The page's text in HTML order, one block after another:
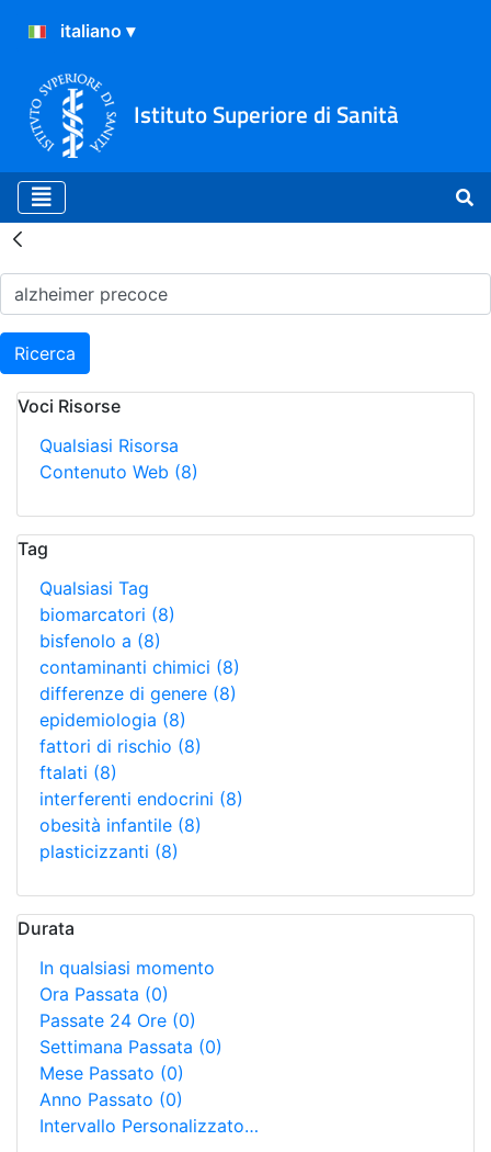
Istituto Superiore di Sanità
Risultati della Ricerca -
Ricerca
Voci Risorse
Qualsiasi Risorsa
Contenuto Web (8)
Tag
Qualsiasi Tag
biomarcatori (8)
bisfenolo a (8)
contaminanti chimici (8)
differenze di genere (8)
epidemiologia (8)
fattori di rischio (8)
ftalati (8)
interferenti endocrini (8)
obesità infantile (8)
plasticizzanti (8)
Durata
In qualsiasi momento
Ora Passata (0)
Passate 24 Ore (0)
Settimana Passata (0)
Mese Passato (0)
Anno Passato (0)
Intervallo Personalizzato…